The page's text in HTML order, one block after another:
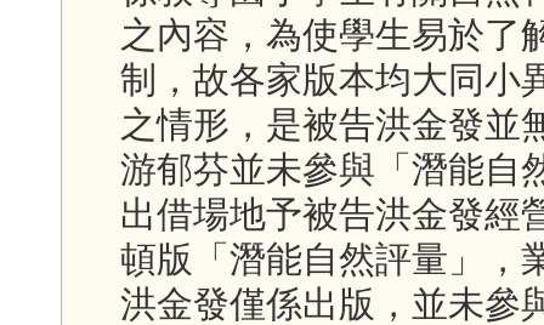
之內容，為使學生易於了
制，故各家版本均大同小
之情形，是被告洪金發並
游郁芬並未參與「潛能自
出借場地予被告洪金發經
頓版「潛能自然評量」，
洪金發僅係出版，並未參